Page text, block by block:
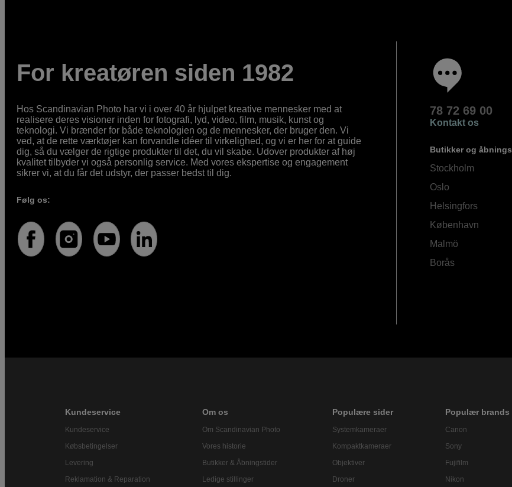
For kreatøren siden 1982
Hos Scandinavian Photo har vi i over 40 år hjulpet kreative mennesker med at
realisere deres visioner inden for fotografi, lyd, video, film, musik, kunst og
teknologi. Vi brænder for både teknologien og de mennesker, der bruger den. Vi
ved, at de rette værktøjer kan forvandle idéer til virkelighed, og vi er her for at guide
dig, så du vælger de rigtige produkter til det, du vil skabe. Udover produkter af høj
kvalitet tilbyder vi også personlig service. Med vores ekspertise og engagement
sikrer vi, at du får det udstyr, der passer bedst til dig.
Følg os:
78 72 69 00
Kontakt os
Butikker og
Stockholm
Oslo
Helsingfors
København
Malmö
Borås
Kundeservice
Kundeservice
Købsbetingelser
Levering
Reklamation & Reparation
Om os
Om Scandinavian Photo
Vores historie
Butikker & Åbningstider
Ledige stillinger
Populære sider
Systemkameraer
Kompaktkameraer
Objektiver
Droner
Populær brands
Canon
Sony
Fujifilm
Nikon